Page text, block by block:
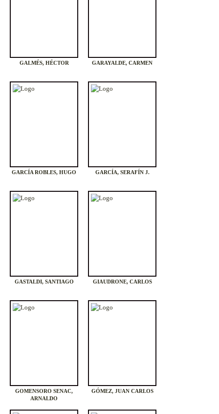
GALMÉS, HÉCTOR GARAYALDE, CARMEN
GARCÍA ROBLES, HUGO GARCÍA, SERAFÍN J.
GASTALDI, SANTIAGO GIAUDRONE, CARLOS
GOMENSORO SENAC,
ARNALDO
GÓMEZ, JUAN CARLOS